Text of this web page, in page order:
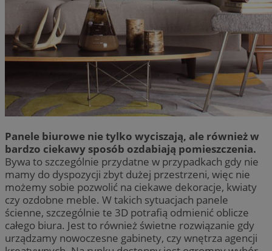
Panele biurowe nie tylko wyciszają, ale również w
bardzo ciekawy sposób ozdabiają pomieszczenia.
Bywa to szczególnie przydatne w przypadkach gdy nie
mamy do dyspozycji zbyt dużej przestrzeni, więc nie
możemy sobie pozwolić na ciekawe dekoracje, kwiaty
czy ozdobne meble. W takich sytuacjach panele
ścienne, szczególnie te 3D potrafią odmienić oblicze
całego biura. Jest to również świetne rozwiązanie gdy
urządzamy nowoczesne gabinety, czy wnętrza agencji